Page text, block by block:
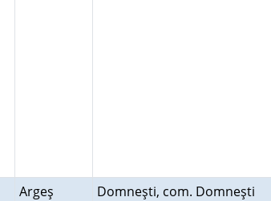
Argeş Domneşti, com. Domneşti